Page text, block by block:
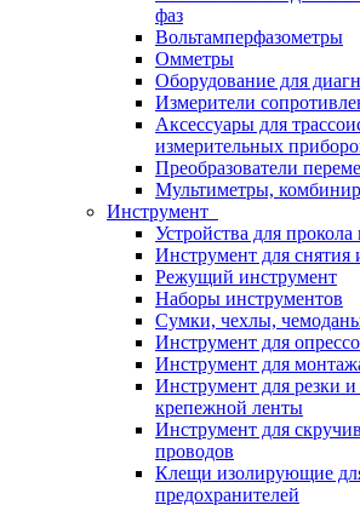
фаз
Вольтамперфазометры
Омметры
Оборудование для
Измерители
Аксессуары для
измерительных
Преобразователи
Мультиметры,
Инструмент
Устройства для прокола
Инструмент для снятия
Режущий инструмент
Наборы инструментов
Сумки, чехлы,
Инструмент для
Инструмент для
Инструмент для резки
крепежной ленты
Инструмент для
проводов
Клещи изолирующие
предохранителей